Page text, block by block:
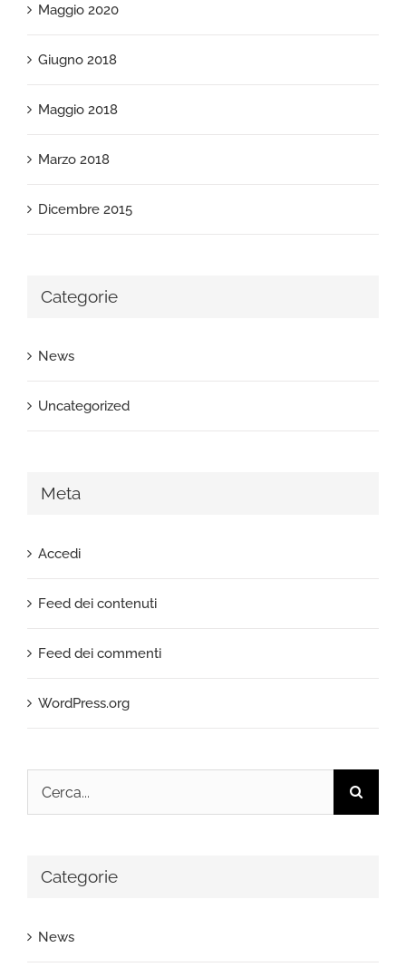
Maggio 2020
Giugno 2018
Maggio 2018
Marzo 2018
Dicembre 2015
Categorie
News
Uncategorized
Meta
Accedi
Feed dei contenuti
Feed dei commenti
WordPress.org
Cerca
per:
Categorie
News